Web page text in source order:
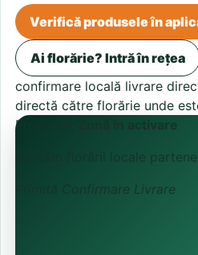
Verifică produsele în
Ai florărie? Intră în rețea
confirmare locală livrare
directă către florărie unde
ProFlorist
Zonă în activare
Căutăm florării locale
Confirmare Livrare